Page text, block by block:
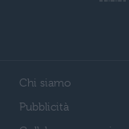
Chi siamo
Pubblicità